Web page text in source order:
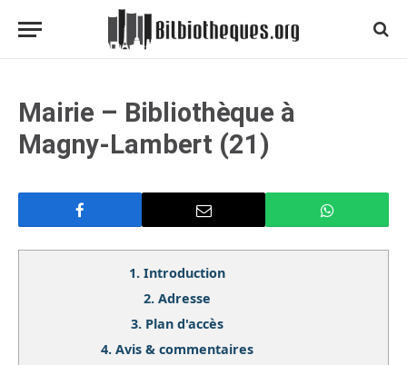
Mairie – Bibliothèque à
Magny-Lambert (21)
1. Introduction
2. Adresse
3. Plan d'accès
4. Avis & commentaires